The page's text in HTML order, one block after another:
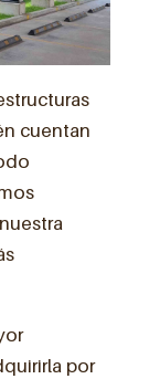
cuentan
por